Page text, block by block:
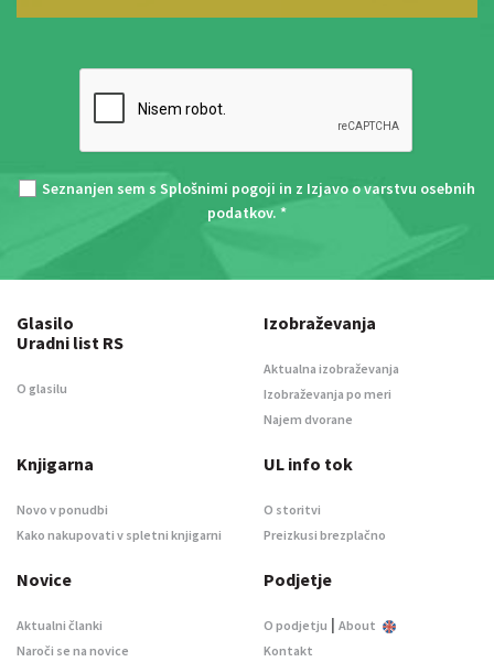
Seznanjen sem s Splošnimi pogoji in z Izjavo o varstvu osebnih
podatkov. *
Glasilo
Uradni list RS
O glasilu
Izobraževanja
Aktualna izobraževanja
Izobraževanja po meri
Najem dvorane
Knjigarna
Novo v ponudbi
Kako nakupovati v spletni knjigarni
UL info tok
O storitvi
Preizkusi brezplačno
Novice
Aktualni članki
Naroči se na novice
Podjetje
O podjetju | About
Kontakt